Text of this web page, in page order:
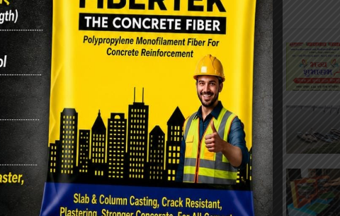
सुप्रीटेंडेंट बनाए गए डॉक्टर
आफताब आलम
उत्तर प्रदेश • गोंडा • लाइफस्टाइल
सफाईकर्मियों की...